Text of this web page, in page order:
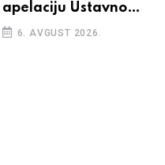
apelaciju Ustavnom
sudu BiH
6. AVGUST 2026.